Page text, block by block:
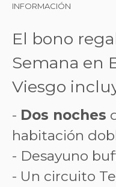
INFORMACIÓN
El bono
Semana en
Viesgo
- Dos noches
habitación
- Desayuno
- Un circuito